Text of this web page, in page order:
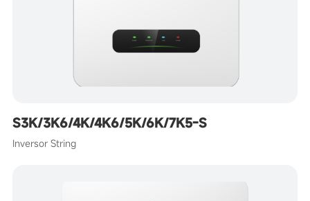
S3K/3K6/4K/4K6/5K/6K/7K5-S
Inversor String